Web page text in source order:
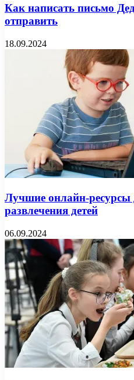
Как написать письмо
отправить
18.09.2024
Лучшие онлайн-ресурсы
развлечения детей
06.09.2024